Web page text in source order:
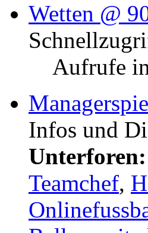
Wetten @
Aufrufe
Infos und
Unterforen:
Teamchef,